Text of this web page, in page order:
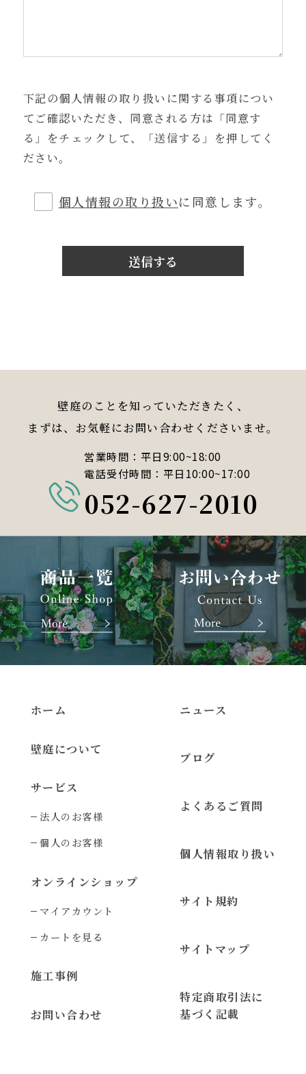
下記の個人情報の取り扱いに関する事項につい
てご確認いただき、 同意される方は「同意す
る」をチェックして、「送信する」を押してく
ださい。
個人情報の取り扱いに同意します。
壁庭のことを知っていただきたく、
まずは、お気軽にお問い合わせくださいませ。
営業時間：平日9:00~18:00
電話受付時間：平日10:00~17:00
052-627-2010
ホーム
壁庭について
サービス
法人のお客様
個人のお客様
オンラインショップ
マイアカウント
カートを見る
施工事例
お問い合わせ
ニュース
ブログ
よくあるご質問
個人情報取り扱い
サイト規約
サイトマップ
特定商取引法に
基づく記載